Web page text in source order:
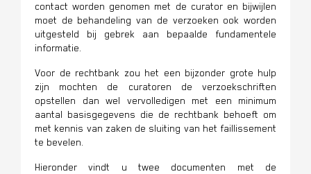
contact worden genomen met de curator en bijwijlen
moet de behandeling van de verzoeken ook worden
uitgesteld bij gebrek aan bepaalde fundamentele
informatie.
Voor de rechtbank zou het een bijzonder grote hulp
zijn mochten de curatoren de verzoekschriften
opstellen dan wel vervolledigen met een minimum
aantal basisgegevens die de rechtbank behoeft om
met kennis van zaken de sluiting van het faillissement
te bevelen.
Hieronder vindt u twee documenten met de